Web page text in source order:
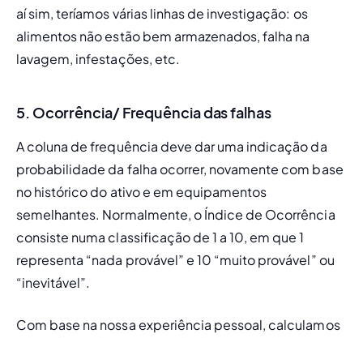
aí sim, teríamos várias linhas de investigação: os
alimentos não estão bem armazenados, falha na
lavagem, infestações, etc.
5. Ocorrência/ Frequência das falhas
A coluna de frequência deve dar uma indicação da
probabilidade da falha ocorrer, novamente com base
no histórico do ativo e em equipamentos
semelhantes. Normalmente, o Índice de Ocorrência
consiste numa classificação de 1 a 10, em que 1
representa “nada provável” e 10 “muito provável” ou
“inevitável”.
Com base na nossa experiência pessoal, calculamos